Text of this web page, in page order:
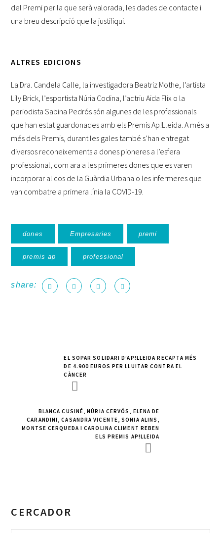
del Premi per la que serà valorada, les dades de contacte i
una breu descripció que la justifiqui.
ALTRES EDICIONS
La Dra. Candela Calle, la investigadora Beatriz Mothe, l’artista
Lily Brick, l’esportista Núria Codina, l’actriu Aida Flix o la
periodista Sabina Pedrós són algunes de les professionals
que han estat guardonades amb els Premis Ap!Lleida. A més a
més dels Premis, durant les gales també s’han entregat
diversos reconeixements a dones pioneres a l’esfera
professional, com ara a les primeres dones que es varen
incorporar al cos de la Guàrdia Urbana o les infermeres que
van combatre a primera línia la COVID-19.
dones Empresaries premi
premis ap professional
share:
EL SOPAR SOLIDARI D’AP!LLEIDA RECAPTA MÉS
DE 4.900 EUROS PER LLUITAR CONTRA EL
CÀNCER
BLANCA CUSINÉ, NÚRIA CERVÓS, ELENA DE
CARANDINI, CASANDRA VICENTE, SONIA ALINS,
MONTSE CERQUEDA I CAROLINA CLIMENT REBEN
ELS PREMIS AP!LLEIDA
CERCADOR